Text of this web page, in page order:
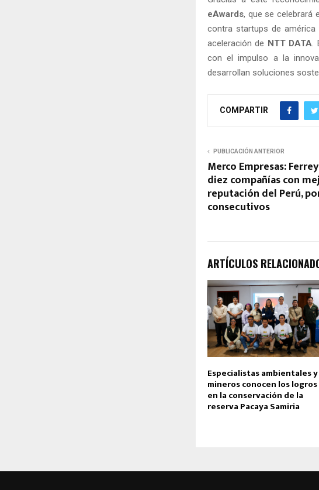
eAwards, que se celebrará
contra startups de américa
aceleración de NTT DATA.
con el impulso a la
desarrollan soluciones
COMPARTIR
PUBLICACIÓN ANTERIOR
Merco Empresas:
diez compañías con
reputación del Perú,
consecutivos
ARTÍCULOS
Especialistas ambientales y
mineros conocen los logros
en la conservación de la
reserva Pacaya Samiria